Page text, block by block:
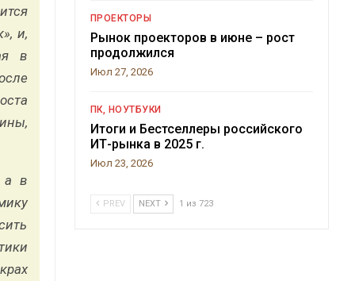
и,
в
а в
ПРОЕКТОРЫ
Рынок проекторов в июне – рост
продолжился
Июл 27, 2026
ПК, НОУТБУКИ
Итоги и Бестселлеры российского
ИТ-рынка в 2025 г.
Июл 23, 2026
PREV NEXT 1 из 723